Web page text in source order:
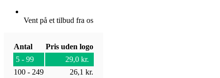
Vent på et tilbud fra os
Antal
Pris uden logo
5 - 99
29,0 kr.
100 - 249
26,1 kr.